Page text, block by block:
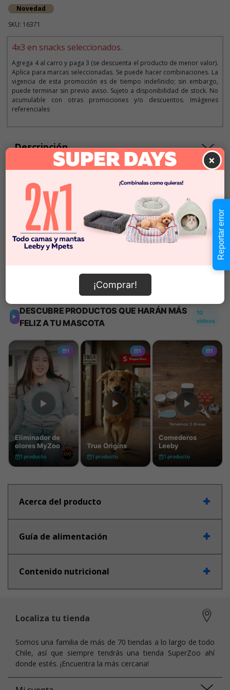
Novedad
SKU: 16371
4x3 en snacks seleccionados.
Agrega 4 al carro y paga 3 (se descuenta el producto de menor valor).
Aplica para marcas seleccionadas. Se puede hacer combinaciones. La
vigencia de esta promoción es de tiempo indefinido; sin embargo,
puede terminar sin previo aviso. Sujeto a disponibilidad de stock. No
acumulable con otras promociones y/o descuentos. Imágenes
referenciales
Descripción
Cantidad:
- +
$2.690
En Stock
Añadir al carrito
Acerca del producto
Guía de alimentación
Contenido nutricional
×
¡Comprar!
Localiza tu tienda
Somos una familia de más de 70 tiendas a lo largo de todo
Chile, así que siempre tendrás una tienda SuperZoo ahí
donde estés. ¡Encuentra la más cercana!
Reportar error